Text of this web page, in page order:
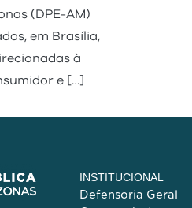
(DPE-AM)
em Brasília,
à
e […]
INSTITUCIONAL
Defensoria Geral